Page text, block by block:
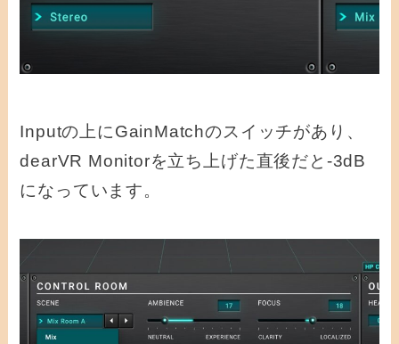
Inputの上にGainMatchのスイッチがあり、
dearVR Monitorを立ち上げた直後だと-3dB
になっています。